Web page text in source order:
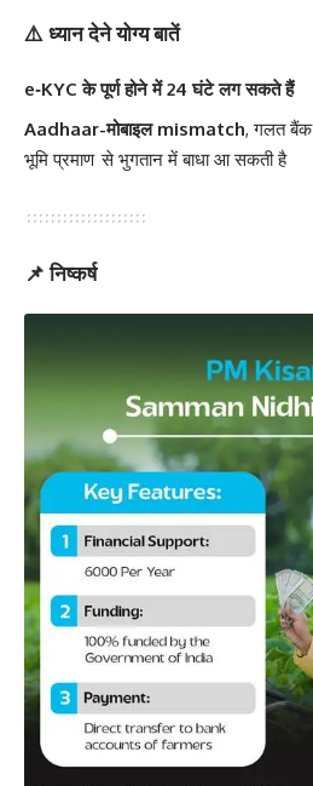
⚠️ ध्यान देने योग्य बातें
e‑KYC के पूर्ण होने में 24 घंटे लग सकते हैं
Aadhaar-मोबाइल mismatch, गलत
भूमि प्रमाण से भुगतान में बाधा आ सकती है
📌 निष्कर्ष